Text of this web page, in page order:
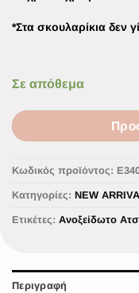
*Στα σκουλαρίκια δεν
Σε απόθεμα
Κωδικός προϊόντος:
Κατηγορίες: NEW
Ετικέτες: Ανοξείδωτο
Περιγραφή